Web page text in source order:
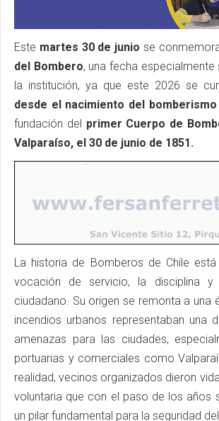
Este martes 30 de junio se
del Bombero, una fecha
la institución, ya que este 2026 se
desde el nacimiento del bomberismo
fundación del primer Cuerpo de
Valparaíso, el 30 de junio de 1851.
La historia de Bomberos de Chile
vocación de servicio, la disciplina y
ciudadano. Su origen se remonta a una
incendios urbanos representaban una
amenazas para las ciudades,
portuarias y comerciales como
realidad, vecinos organizados dieron
voluntaria que con el paso de los años
un pilar fundamental para la seguridad